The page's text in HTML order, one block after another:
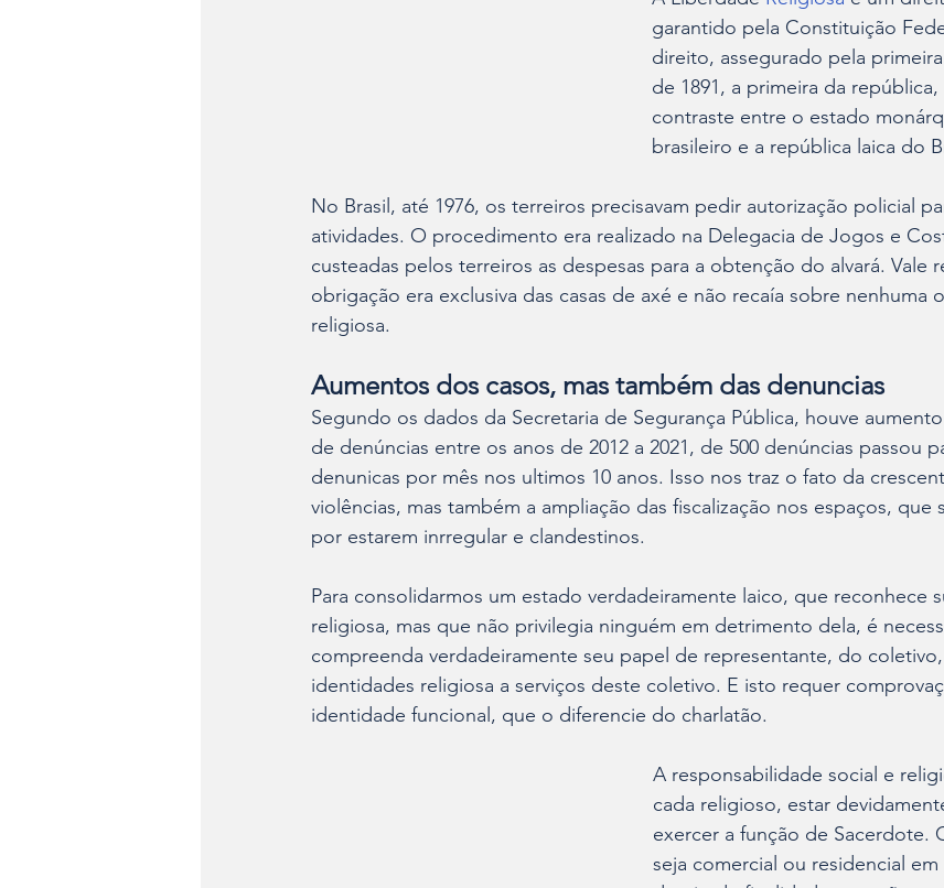
garantido pela Constituição
direito, assegurado pela
de 1891, a primeira da
contraste entre o estado
brasileiro e a república laica do
No Brasil, até 1976, os terreiros precisavam pedir autorização policial
atividades. O procedimento era realizado na Delegacia de Jogos e
custeadas pelos terreiros as despesas para a obtenção do alvará. Vale
obrigação era exclusiva das casas de axé e não recaía sobre nenhuma
religiosa.
Aumentos dos casos, mas também das denuncias
Segundo os dados da Secretaria de Segurança Pública, houve
de denúncias entre os anos de 2012 a 2021, de 500 denúncias passou
denunicas por mês nos ultimos 10 anos. Isso nos traz o fato da
violências, mas também a ampliação das fiscalização nos espaços, que
por estarem inrregular e clandestinos.
Para consolidarmos um estado verdadeiramente laico, que reconhece
religiosa, mas que não privilegia ninguém em detrimento dela, é
compreenda verdadeiramente seu papel de representante, do
identidades religiosa a serviços deste coletivo. E isto requer
identidade funcional, que o diferencie do charlatão.
A responsabilidade social e
cada religioso, estar
exercer a função de Sacerdote.
seja comercial ou residencial